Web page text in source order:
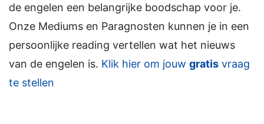
de engelen een belangrijke boodschap voor je.
Onze Mediums en Paragnosten kunnen je in een
persoonlijke reading vertellen wat het nieuws
van de engelen is. Klik hier om jouw gratis vraag
te stellen